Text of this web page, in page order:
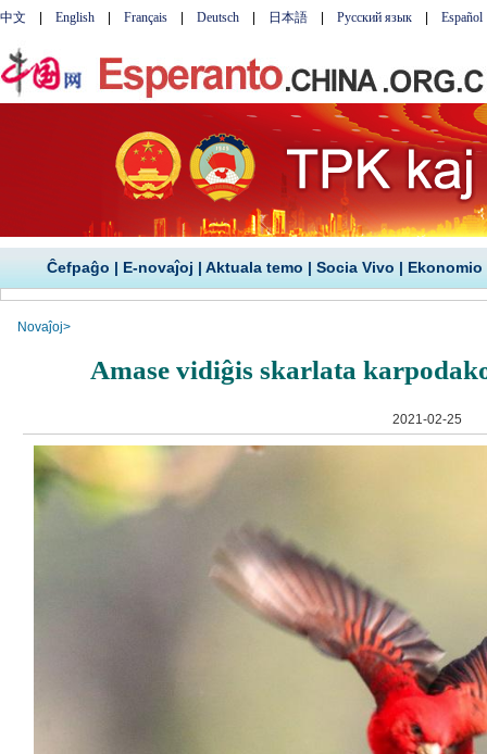
Ĉefpaĝo | E-novaĵoj | Aktuala temo | Socia Vivo | Ekonomio
Novaĵoj>
Amase vidiĝis skarlata
2021-02-25